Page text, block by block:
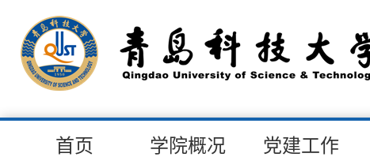
首页 学院概况 党建工作